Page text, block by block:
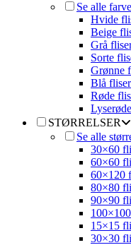
Se alle
Hvide
Beige
Grå
Sorte
Grønne
Blå fliser
Røde
STØRRELSER
Se alle
30×60
60×60
60×120
80×80
90×90
15×15
30×30